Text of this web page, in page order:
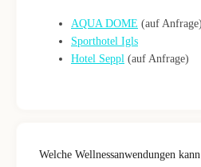
AQUA DOME (auf Anfrage)
Sporthotel Igls
Hotel Seppl (auf Anfrage)
Welche Wellnessanwendungen